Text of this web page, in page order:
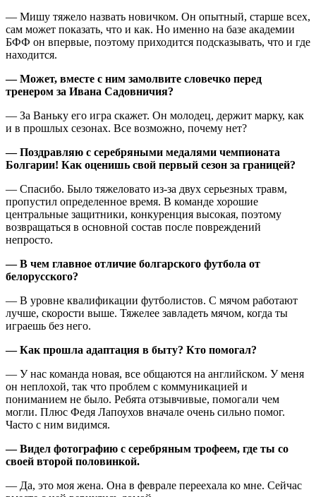
— Мишу тяжело назвать новичком. Он опытный, старше всех,
сам может показать, что и как. Но именно на базе академии
БФФ он впервые, поэтому приходится подсказывать, что и где
находится.
— Может, вместе с ним замолвите словечко перед
тренером за Ивана Садовничия?
— За Ваньку его игра скажет. Он молодец, держит марку, как
и в прошлых сезонах. Все возможно, почему нет?
— Поздравляю с серебряными медалями чемпионата
Болгарии! Как оценишь свой первый сезон за границей?
— Спасибо. Было тяжеловато из-за двух серьезных травм,
пропустил определенное время. В команде хорошие
центральные защитники, конкуренция высокая, поэтому
возвращаться в основной состав после повреждений
непросто.
— В чем главное отличие болгарского футбола от
белорусского?
— В уровне квалификации футболистов. С мячом работают
лучше, скорости выше. Тяжелее завладеть мячом, когда ты
играешь без него.
— Как прошла адаптация в быту? Кто помогал?
— У нас команда новая, все общаются на английском. У меня
он неплохой, так что проблем с коммуникацией и
пониманием не было. Ребята отзывчивые, помогали чем
могли. Плюс Федя Лапоухов вначале очень сильно помог.
Часто с ним видимся.
— Видел фотографию с серебряным трофеем, где ты со
своей второй половинкой.
— Да, это моя жена. Она в феврале переехала ко мне. Сейчас